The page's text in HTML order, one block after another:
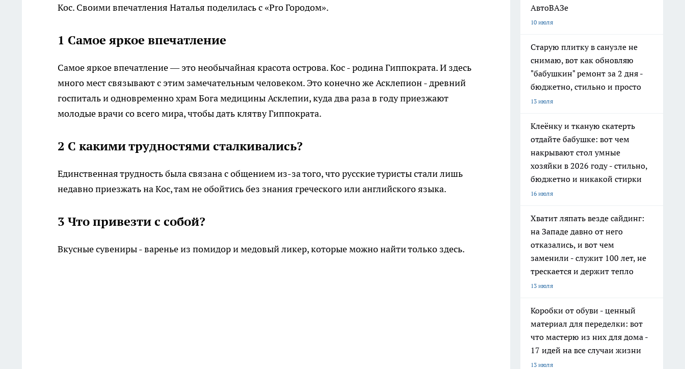
Кос. Своими впечатления Наталья поделилась с «Pro Городом».
1 Самое яркое впечатление
Самое яркое впечатление — это необычайная красота острова. Кос - родина Гиппократа. И здесь
много мест связывают с этим замечательным человеком. Это конечно же Асклепион - древний
госпиталь и одновременно храм Бога медицины Асклепии, куда два раза в году приезжают
молодые врачи со всего мира, чтобы дать клятву Гиппократа.
2 С какими трудностями сталкивались?
Единственная трудность была связана с общением из-за того, что русские туристы стали лишь
недавно приезжать на Кос, там не обойтись без знания греческого или английского языка.
3 Что привезти с собой?
Вкусные сувениры - варенье из помидор и медовый ликер, которые можно найти только здесь.
АвтоВАЗе
10 июля
Старую плитку в санузле не
снимаю, вот как обновляю
"бабушкин" ремонт за 2 дня -
бюджетно, стильно и просто
13 июля
Клеёнку и тканую скатерть
отдайте бабушке: вот чем
накрывают стол умные
хозяйки в 2026 году - стильно,
бюджетно и никакой стирки
16 июля
Хватит ляпать везде сайдинг:
на Западе давно от него
отказались, и вот чем
заменили - служит 100 лет, не
трескается и держит тепло
13 июля
Коробки от обуви - ценный
материал для переделки: вот
что мастерю из них для дома -
17 идей на все случаи жизни
13 июля